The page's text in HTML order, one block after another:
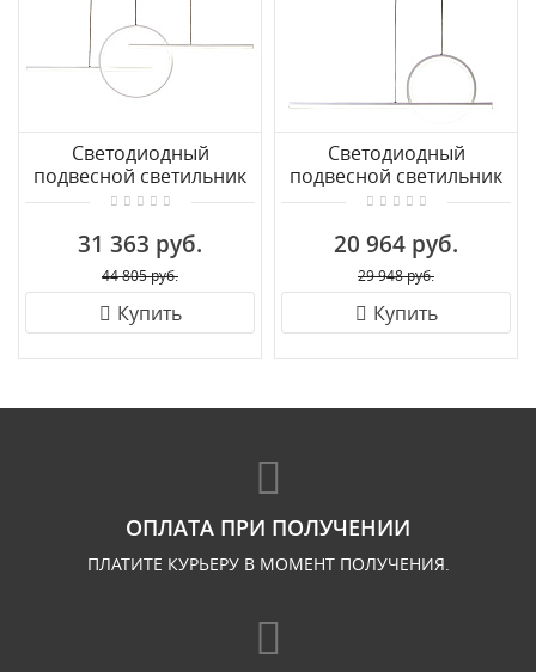
Светодиодный
подвесной светильник
MANTRA KITESURF 8206
31 363 руб.
44 805 руб.
Купить
Светодиодный
подвесной светильник
MANTRA KITESURF 8208
20 964 руб.
29 948 руб.
Купить
ОПЛАТА ПРИ ПОЛУЧЕНИИ
ПЛАТИТЕ КУРЬЕРУ В МОМЕНТ ПОЛУЧЕНИЯ.